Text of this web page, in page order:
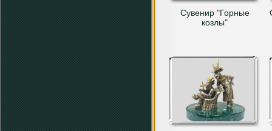
Сувенир "Горные
козлы"